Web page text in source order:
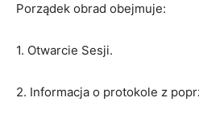
Porządek obrad obejmuje:
1. Otwarcie Sesji.
2. Informacja o protokole z